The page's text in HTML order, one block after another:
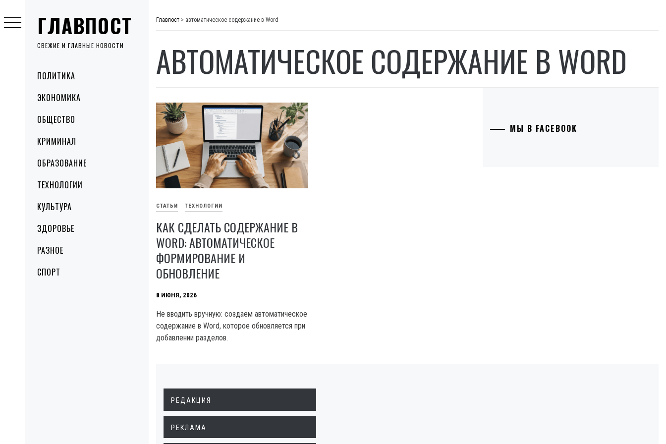
ГЛАВПОСТ
СВЕЖИЕ И ГЛАВНЫЕ НОВОСТИ
MenuПОЛИТИКА
ЭКОНОМИКА
ОБЩЕСТВО
КРИМИНАЛ
ОБРАЗОВАНИЕ
ТЕХНОЛОГИИ
КУЛЬТУРА
ЗДОРОВЬЕ
РАЗНОЕ
СПОРТ
to
content
Главпост > автоматическое содержание в Word
АВТОМАТИЧЕСКОЕ СОДЕРЖАНИЕ В WORD
СТАТЬИ ТЕХНОЛОГИИ
КАК СДЕЛАТЬ СОДЕРЖАНИЕ В
WORD: АВТОМАТИЧЕСКОЕ
ФОРМИРОВАНИЕ И
ОБНОВЛЕНИЕ
8 ИЮНЯ, 2026
Не вводить вручную: создаем автоматическое
содержание в Word, которое обновляется при
добавлении разделов.
МЫ В FACEBOOK
РЕДАКЦИЯ
РЕКЛАМА